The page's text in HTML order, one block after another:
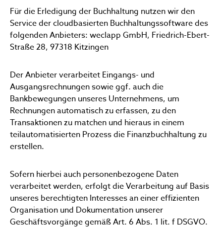
Für die Erledigung der Buchhaltung nutzen wir den
Service der cloudbasierten Buchhaltungssoftware des
folgenden Anbieters: weclapp GmbH, Friedrich-Ebert-
Straße 28, 97318 Kitzingen
Der Anbieter verarbeitet Eingangs- und
Ausgangsrechnungen sowie ggf. auch die
Bankbewegungen unseres Unternehmens, um
Rechnungen automatisch zu erfassen, zu den
Transaktionen zu matchen und hieraus in einem
teilautomatisierten Prozess die Finanzbuchhaltung zu
erstellen.
Sofern hierbei auch personenbezogene Daten
verarbeitet werden, erfolgt die Verarbeitung auf Basis
unseres berechtigten Interesses an einer effizienten
Organisation und Dokumentation unserer
Geschäftsvorgänge gemäß Art. 6 Abs. 1 lit. f DSGVO.